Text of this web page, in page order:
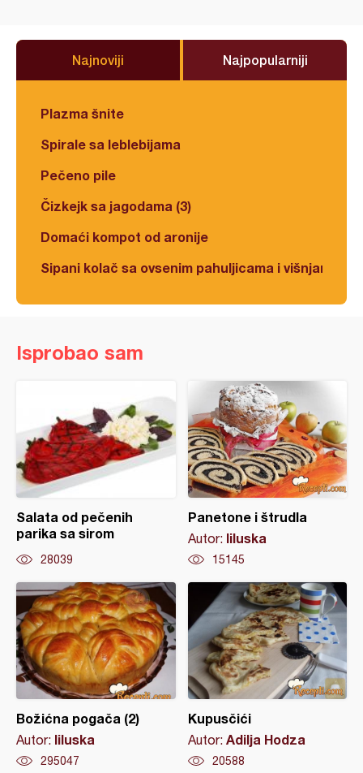
Najnoviji Najpopularniji
Plazma šnite
Spirale sa leblebijama
Pečeno pile
Čizkejk sa jagodama (3)
Domaći kompot od aronije
Sipani kolač sa ovsenim pahuljicama i višnjama
Isprobao sam
Salata od pečenih
parika sa sirom
28039
Panetone i štrudla
Autor: liluska
15145
Božićna pogača (2)
Autor: liluska
295047
Kupusčići
Autor: Adilja Hodza
20588